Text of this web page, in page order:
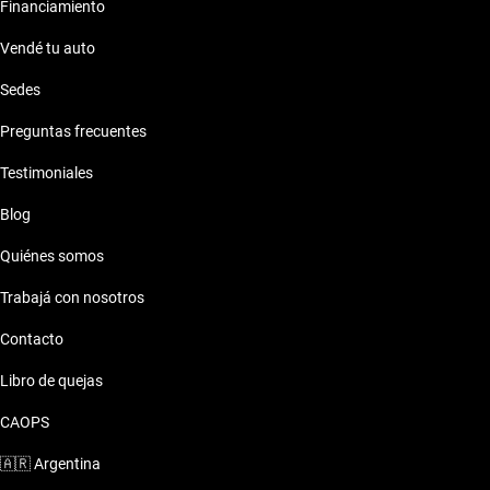
El Nissan Versa en Kavak Tigre se adapta a tu estilo de vida, ya
versatilidad en todo momento.
Financiamiento
Vendé tu auto
Sedes
Preguntas frecuentes
Testimoniales
Blog
Quiénes somos
Trabajá con nosotros
Contacto
Libro de quejas
CAOPS
🇦🇷Argentina